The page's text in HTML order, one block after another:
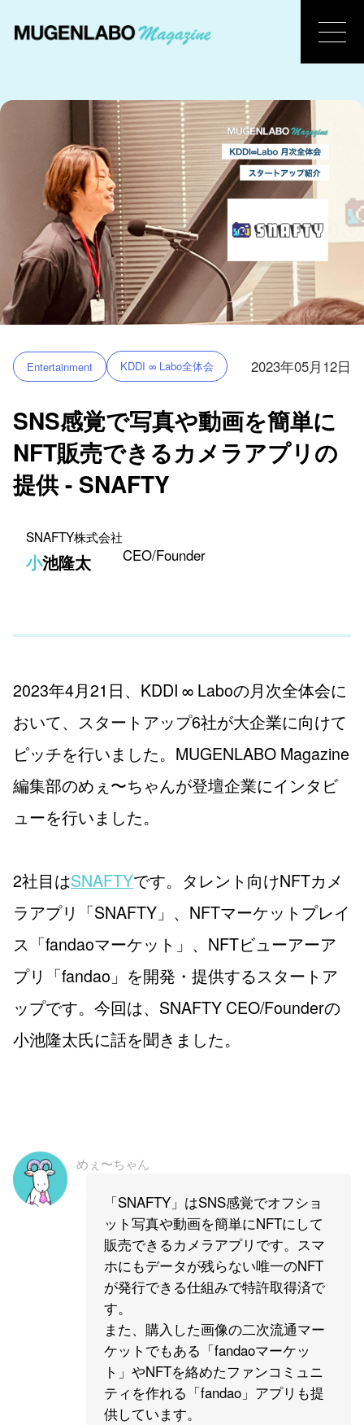
Entertainment KDDI ∞ Labo全体会 2023年05月12日
SNS感覚で写真や動画を簡単に
NFT販売できるカメラアプリの
提供 - SNAFTY
SNAFTY株式会社
小池隆太 CEO/Founder
2023年4月21日、KDDI ∞ Laboの月次全体会に
おいて、スタートアップ6社が大企業に向けて
ピッチを行いました。MUGENLABO Magazine
編集部のめぇ〜ちゃんが登壇企業にインタビ
ューを行いました。
2社目はSNAFTYです。タレント向けNFTカメ
ラアプリ「SNAFTY」、NFTマーケットプレイ
ス「fandaoマーケット」、NFTビューアーア
プリ「fandao」を開発・提供するスタートア
ップです。今回は、SNAFTY CEO/Founderの
小池隆太氏に話を聞きました。
めぇ〜ちゃん
「SNAFTY」はSNS感覚でオフショ
ット写真や動画を簡単にNFTにして
販売できるカメラアプリです。スマ
ホにもデータが残らない唯一のNFT
が発行できる仕組みで特許取得済で
す。
また、購入した画像の二次流通マー
ケットでもある「fandaoマーケッ
ト」やNFTを絡めたファンコミュニ
ティを作れる「fandao」アプリも提
供しています。